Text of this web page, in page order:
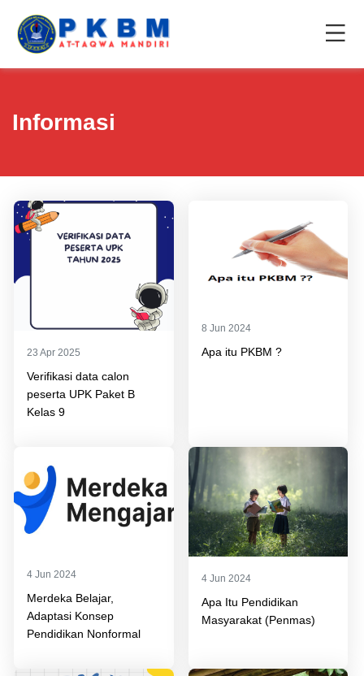
Informasi
23 Apr 2025
Verifikasi data calon
peserta UPK Paket B
Kelas 9
8 Jun 2024
Apa itu PKBM ?
4 Jun 2024
Merdeka Belajar,
Adaptasi Konsep
Pendidikan Nonformal
4 Jun 2024
Apa Itu Pendidikan
Masyarakat (Penmas)